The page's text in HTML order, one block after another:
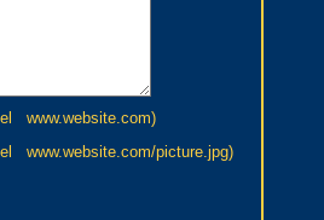
www.website.com)
www.website.com/picture.jpg)